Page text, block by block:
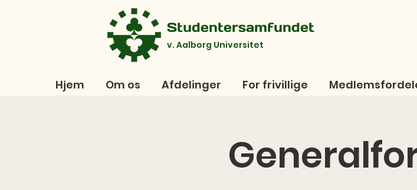
Studentersamfundet
v. Aalborg Universitet
Hjem Om os Afdelinger For frivillige